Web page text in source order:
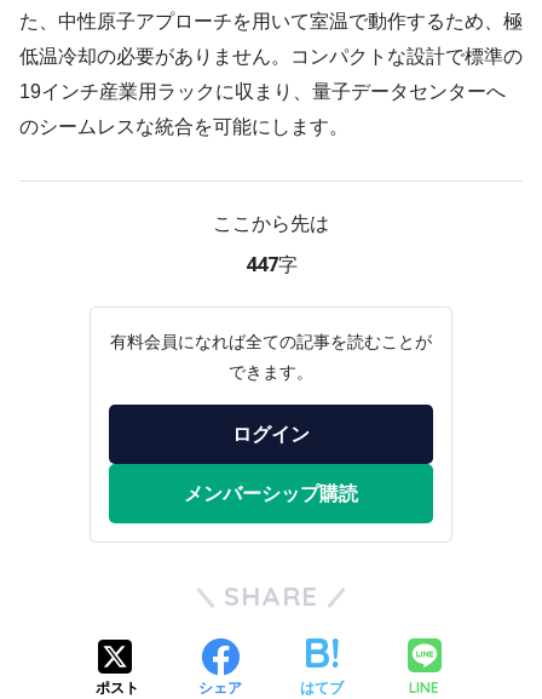
た、中性原子アプローチを用いて室温で動作するため、極
低温冷却の必要がありません。コンパクトな設計で標準の
19インチ産業用ラックに収まり、量子データセンターへ
のシームレスな統合を可能にします。
ここから先は
447字
有料会員になれば全ての記事を読むことが
できます。
ログイン
メンバーシップ購読
SHARE
ポスト シェア はてブ LINE